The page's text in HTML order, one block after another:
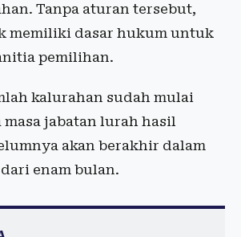
Tanpa aturan tersebut,
memiliki dasar hukum untuk
pemilihan.
kalurahan sudah mulai
masa jabatan lurah hasil
akan berakhir dalam
enam bulan.